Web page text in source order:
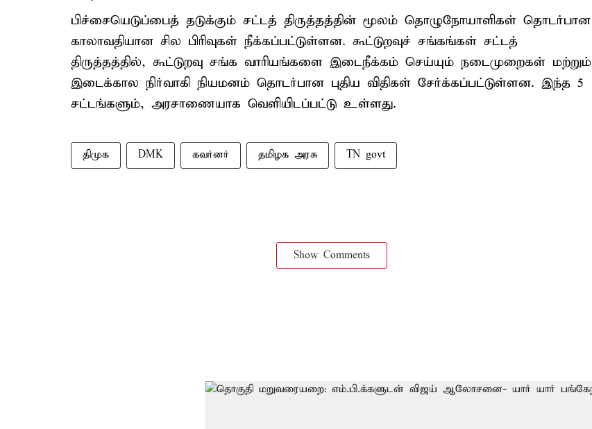
பிச்சையெடுப்பைத் தடுக்கும் சட்டத் திருத்தத்தின் மூலம் தொழுநோயாளிகள் தொடர்பான
காலாவதியான சில பிரிவுகள் நீக்கப்பட்டுள்ளன. கூட்டுறவுச் சங்கங்கள் சட்டத்
திருத்தத்தில், கூட்டுறவு சங்க வாரியங்களை இடைநீக்கம் செய்யும் நடைமுறைகள் மற்றும்
இடைக்கால நிர்வாகி நியமனம் தொடர்பான புதிய விதிகள் சேர்க்கப்பட்டுள்ளன. இந்த 5
சட்டங்களும், அரசாணையாக வெளியிடப்பட்டு உள்ளது.
திமுக DMK கவர்னர் தமிழக அரசு TN govt
Show Comments